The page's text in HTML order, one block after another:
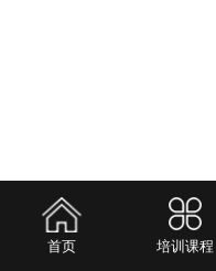
首页 培训课程